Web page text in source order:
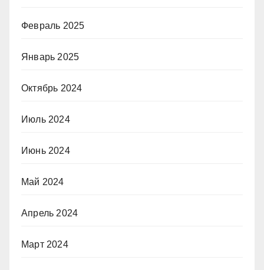
Февраль 2025
Январь 2025
Октябрь 2024
Июль 2024
Июнь 2024
Май 2024
Апрель 2024
Март 2024